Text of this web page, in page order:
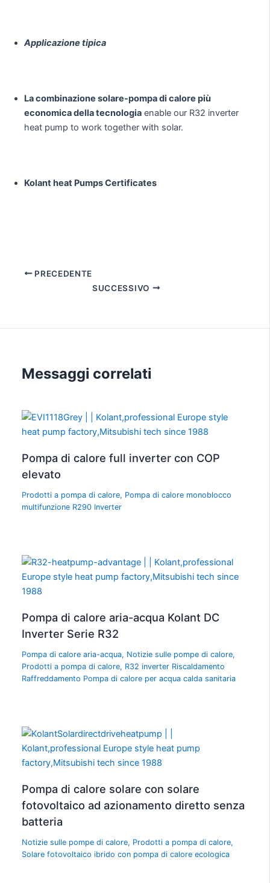
Applicazione tipica
La combinazione solare-pompa di calore più
economica della tecnologia enable our R32 inverter
heat pump to work together with solar.
Kolant heat Pumps Certificates
PRECEDENTE
SUCCESSIVO
Messaggi correlati
Pompa di calore full inverter con COP
elevato
Prodotti a pompa di calore, Pompa di calore monoblocco
multifunzione R290 Inverter
Pompa di calore aria-acqua Kolant DC
Inverter Serie R32
Pompa di calore aria-acqua, Notizie sulle pompe di calore,
Prodotti a pompa di calore, R32 inverter Riscaldamento
Raffreddamento Pompa di calore per acqua calda sanitaria
Pompa di calore solare con solare
fotovoltaico ad azionamento diretto senza
batteria
Notizie sulle pompe di calore, Prodotti a pompa di calore,
Solare fotovoltaico ibrido con pompa di calore ecologica